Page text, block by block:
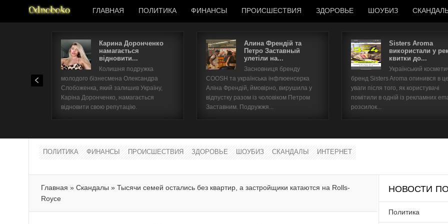
ГЛАВНАЯ ПОЛИТИКА ФИНАНСЫ ПРОИСШЕСТВИЯ ЗДОРОВЬЕ ШОУБИЗ
Карина Доронченко
намагається
відновити...
Колишня подружка
молодого бізнесмена Олександра
Слобоженка, який залишив Україну,
Каріна Доронченко, намагається
відновити свою репутацію.
Алина Френдій та
Петро Заставный
улетіли на...
Засновниця бренду
COOSH та українська інфлюенсерка
Аліна Френдій, ймовірно, вирушила у
відпустку разом із чоловіком Петром
Заставним. Подружжя...
Sisters Aroma
використали у
квитки до...
Український
бренд Sisters Aroma опинився в
уваги після того, як користувачі
помітили в одній із рекламних
розсилок...
ПОЛИТИКА ФИНАНСЫ ПРОИСШЕСТВИЯ ЗДОРОВЬЕ ШОУБИЗ СКАНДАЛЫ ИНТЕРНЕТ
Главная » Скандалы » Тысячи семей остались без квартир, а застройщики катаются на Rolls-
Royce
НОВОСТИ
Политика
Имя пользователя
Забыли имя пользователя?